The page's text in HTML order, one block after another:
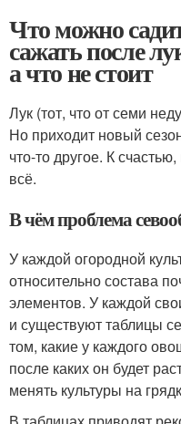
Что можно
сажать после
а что не стоит
Лук (тот, что от семи
Но приходит новый
что-то другое. К
всё.
В чём проблема
У каждой огородной
относительно состава
элементов. У каждой
и существуют таблицы
том, какие у каждого
после каких он будет
менять культуры на